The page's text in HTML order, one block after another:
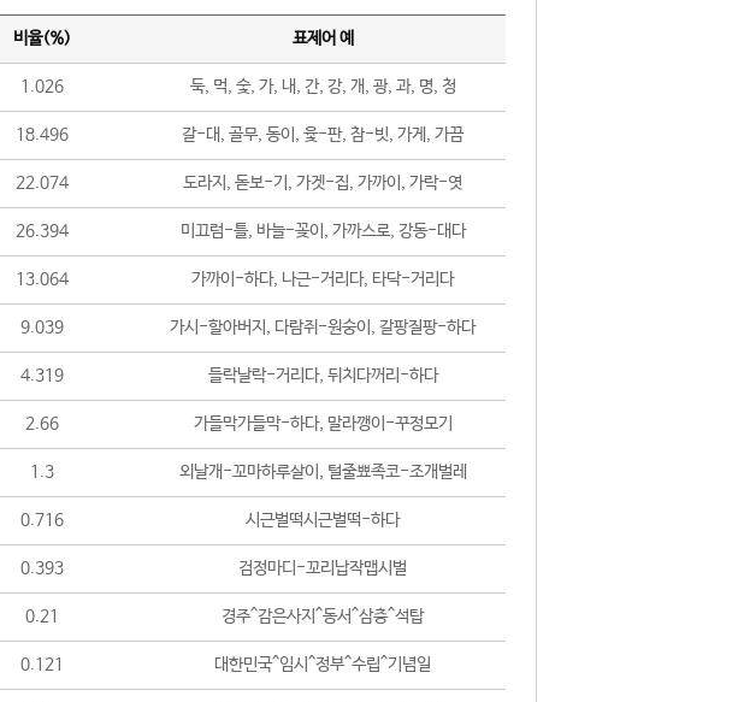
비율(%) 표제어 예
1.026 둑, 먹, 숯, 가, 내, 간, 강, 개, 광, 과, 명, 청
18.496 갈-대, 골무, 동이, 윷-판, 참-빗, 가게, 가끔
22.074 도라지, 돋보-기, 가겟-집, 가까이, 가락-엿
26.394 미끄럼-틀, 바늘-꽂이, 가까스로, 강동-대다
13.064 가까이-하다, 나근-거리다, 타닥-거리다
9.039 가시-할아버지, 다람쥐-원숭이, 갈팡질팡-하다
4.319 들락날락-거리다, 뒤치다꺼리-하다
2.66 가들막가들막-하다, 말라깽이-꾸정모기
1.3 외날개-꼬마하루살이, 털줄뾰족코-조개벌레
0.716 시근벌떡시근벌떡-하다
0.393 검정마디-꼬리납작맵시벌
0.21 경주^감은사지^동서^삼층^석탑
0.121 대한민국^임시^정부^수립^기념일